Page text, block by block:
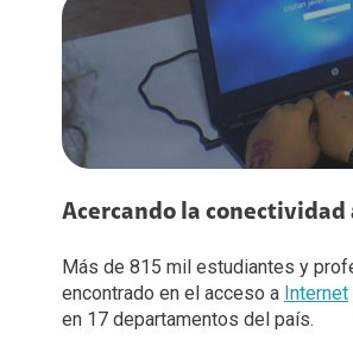
Asistente de voz
Voz Wi-Fi
iPhone for life
Trabaja con nosotros
Código de Ética América
Diversidad, Equidad e
Gestión Ambiental
Conexiones
Acercando la conectividad
Más de 815 mil estudiantes y
encontrado en el acceso a Internet
en 17 departamentos del país.